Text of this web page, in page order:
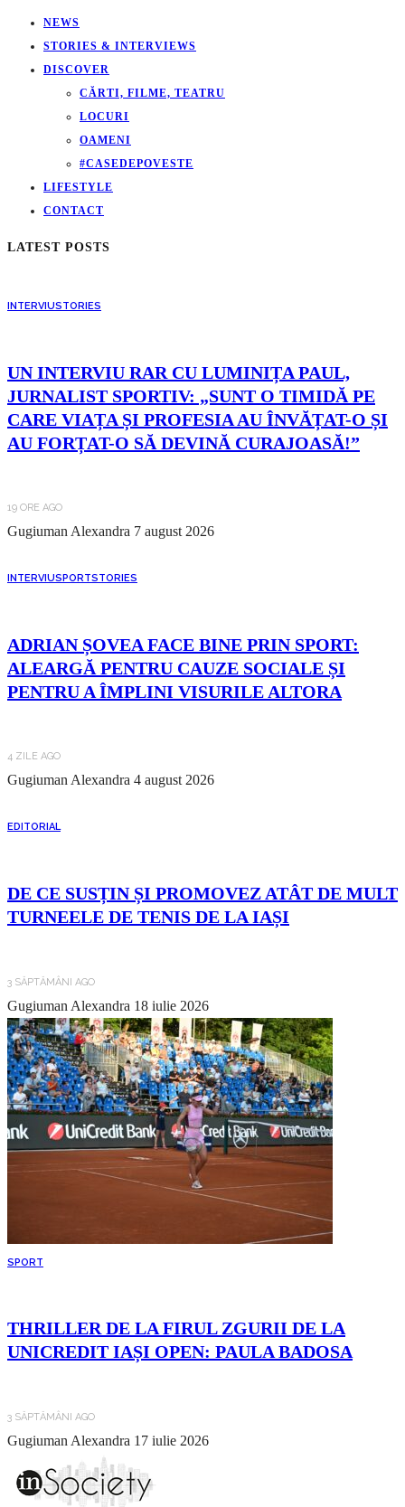
NEWS
STORIES & INTERVIEWS
DISCOVER
CĂRTI, FILME, TEATRU
LOCURI
OAMENI
#CASEDEPOVESTE
LIFESTYLE
CONTACT
LATEST POSTS
INTERVIUSTORIES
UN INTERVIU RAR CU LUMINIȚA PAUL,
JURNALIST SPORTIV: „SUNT O TIMIDĂ PE
CARE VIAȚA ȘI PROFESIA AU ÎNVĂȚAT-O ȘI
AU FORȚAT-O SĂ DEVINĂ CURAJOASĂ!”
19 ORE AGO
Gugiuman Alexandra 7 august 2026
INTERVIUSPORTSTORIES
ADRIAN ȘOVEA FACE BINE PRIN SPORT:
ALEARGĂ PENTRU CAUZE SOCIALE ȘI
PENTRU A ÎMPLINI VISURILE ALTORA
4 ZILE AGO
Gugiuman Alexandra 4 august 2026
EDITORIAL
DE CE SUSȚIN ȘI PROMOVEZ ATÂT DE MULT
TURNEELE DE TENIS DE LA IAȘI
3 SĂPTĂMÂNI AGO
Gugiuman Alexandra 18 iulie 2026
SPORT
THRILLER DE LA FIRUL ZGURII DE LA
UNICREDIT IAȘI OPEN: PAULA BADOSA
3 SĂPTĂMÂNI AGO
Gugiuman Alexandra 17 iulie 2026